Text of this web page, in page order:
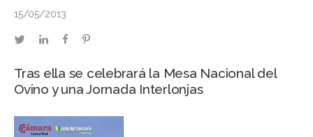
15/05/2013
twitterlinkedinfacebookpinterest
Tras ella se celebrará la Mesa Nacional del
Ovino y una Jornada Interlonjas